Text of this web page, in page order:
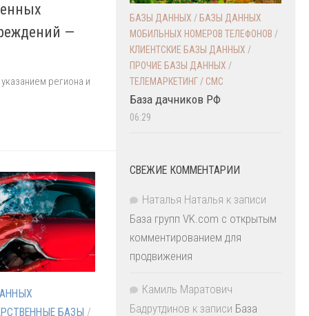
—
региона и
БАЗЫ /
БАЗЫ ДАННЫХ / БАЗЫ ДАННЫХ
МОБИЛЬНЫХ НОМЕРОВ ТЕЛЕФОНОВ /
КЛИЕНТСКИЕ БАЗЫ ДАННЫХ /
ПРОЧИЕ БАЗЫ ДАННЫХ /
ТЕЛЕМАРКЕТИНГ / СМС
База дачников РФ
06:29
СВЕЖИЕ КОММЕНТАРИИ
Наталья Наталья к записи
База групп VK.com с открытым
комментированием для
продвижения
Камиль Маратович
Бадрутдинов к записи База